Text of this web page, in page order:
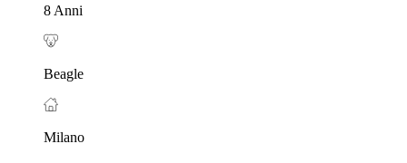
8 Anni
Beagle
Milano